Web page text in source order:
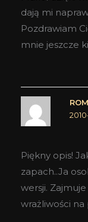
dają mi
Pozdrawiam
mnie jeszcze
Piękny opis!
zapach..Ja
wersji.
wrażliwości